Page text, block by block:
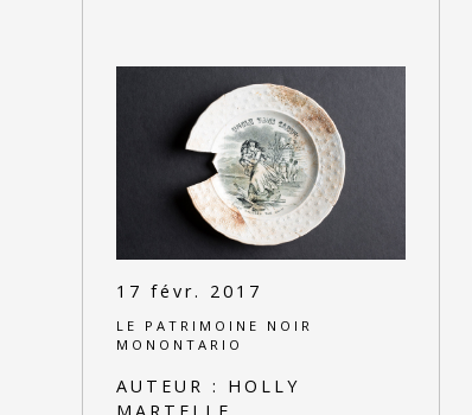
17 févr. 2017
LE PATRIMOINE NOIR
MONONTARIO
AUTEUR : HOLLY
MARTELLE